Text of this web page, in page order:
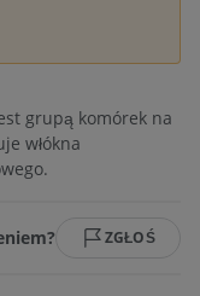
grupą komórek na
włókna
ZGŁOŚ